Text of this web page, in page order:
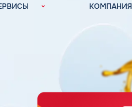
Личный
КОМПАНИЯ